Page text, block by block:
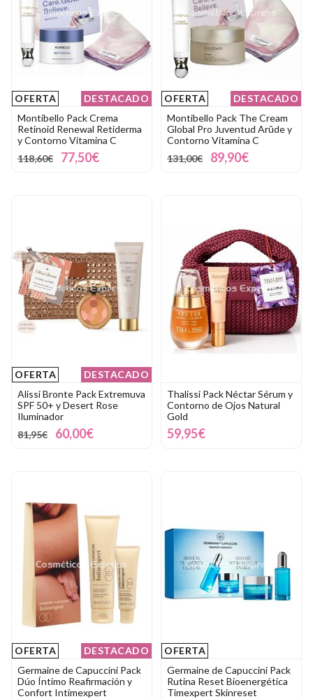
OFERTA
DESTACADO
Montibello Pack Crema
Retinoid Renewal Retiderma
y Contorno Vitamina C
118,60€
77,50€
OFERTA
DESTACADO
Montibello Pack The Cream
Global Pro Juventud Arûde y
Contorno Vitamina C
131,00€
89,90€
OFERTA
DESTACADO
Alissi Bronte Pack Extremuva
SPF 50+ y Desert Rose
Iluminador
81,95€
60,00€
Thalissi Pack Néctar Sérum y
Contorno de Ojos Natural
Gold
59,95€
OFERTA
DESTACADO
Germaine de Capuccini Pack
Dúo Íntimo Reafirmación y
Confort Intimexpert
OFERTA
Germaine de Capuccini Pack
Rutina Reset Bioenergética
Timexpert Skinreset